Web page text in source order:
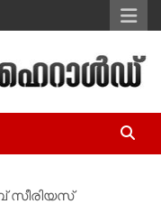
സീരിയസ്